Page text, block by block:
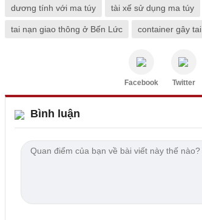
dương tính với ma túy tài xế sử dụng ma túy
tai nạn giao thông ở Bến Lức container gây
Facebook Twitter
Bình luận